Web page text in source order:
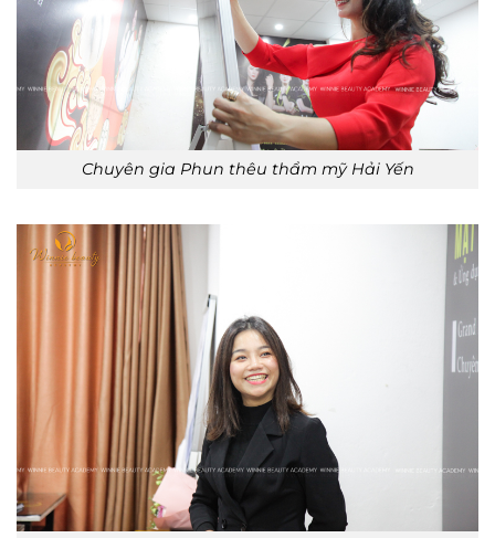
Chuyên gia Phun thêu thẩm mỹ Hải Yến